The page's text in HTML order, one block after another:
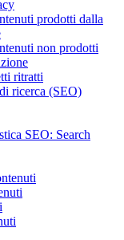
prodotti dalla
non prodotti
ritratti
ricerca (SEO)
SEO: Search